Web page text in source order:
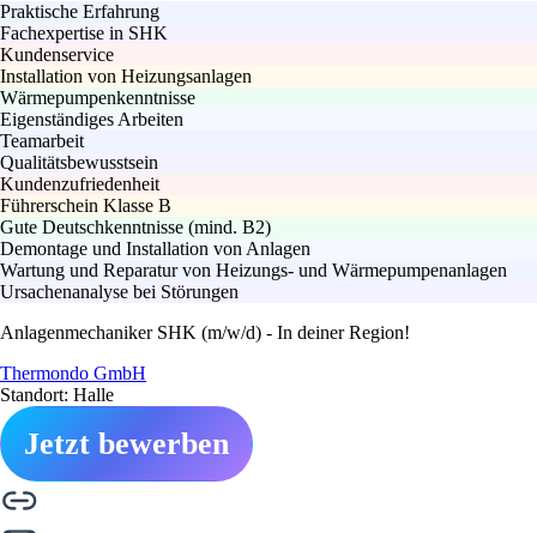
Praktische Erfahrung
Fachexpertise in SHK
Kundenservice
Installation von Heizungsanlagen
Wärmepumpenkenntnisse
Eigenständiges Arbeiten
Teamarbeit
Qualitätsbewusstsein
Kundenzufriedenheit
Führerschein Klasse B
Gute Deutschkenntnisse (mind. B2)
Demontage und Installation von Anlagen
Wartung und Reparatur von Heizungs- und Wärmepumpenanlagen
Ursachenanalyse bei Störungen
Anlagenmechaniker SHK (m/w/d) - In deiner Region!
Thermondo GmbH
Standort: Halle
Jetzt bewerben